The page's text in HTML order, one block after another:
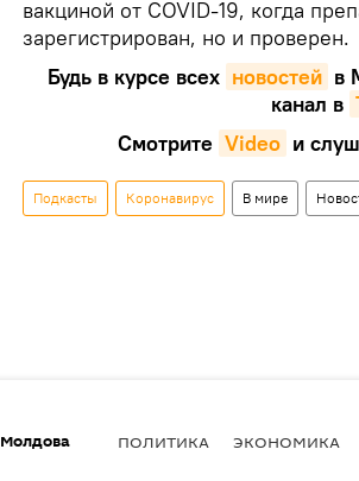
вакциной от COVID-19, когда
зарегистрирован, но и проверен.
Будь в курсе всех новостей в
канал в
Смотрите Video и
Подкасты Коронавирус В мире
Молдова ПОЛИТИКА ЭКОНОМИКА